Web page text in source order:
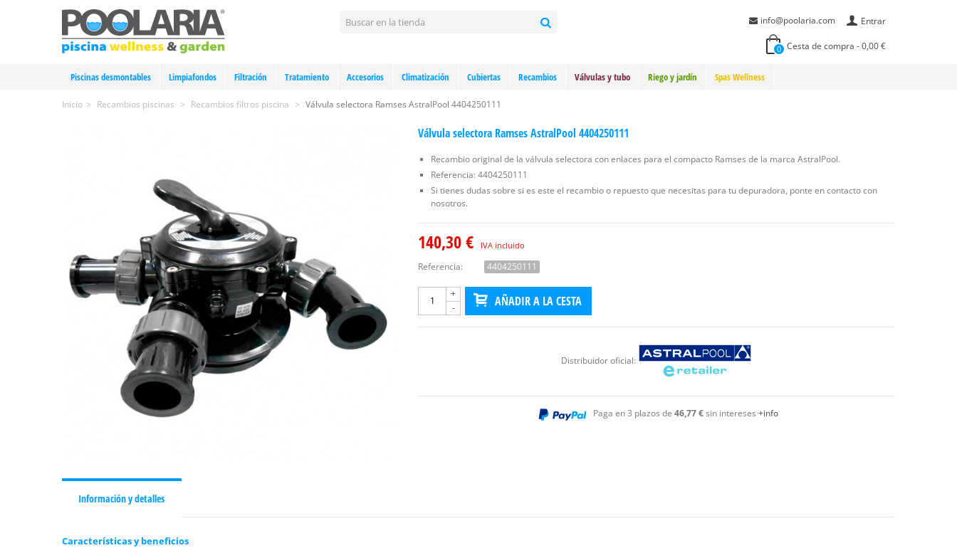
Entrar
info@poolaria.com
0 Cesta de compra -0,00 €
Piscinas desmontables Limpiafondos Filtración Tratamiento Accesorios Climatización Cubiertas Recambios Válvulas y tubo Riego y jardín Spas Wellness
Inicio > Recambios piscinas > Recambios filtros piscina > Válvula selectora Ramses AstralPool 4404250111
Válvula selectora Ramses AstralPool 4404250111
Recambio original de la válvula selectora con enlaces para el compacto Ramses de la marca AstralPool.
Referencia: 4404250111
Si tienes dudas sobre si es este el recambio o repuesto que necesitas para tu depuradora, ponte en contacto con
nosotros.
140,30 € IVA incluido
Referencia: 4404250111
-
+ AÑADIR A LA CESTA
Distribuidor oficial:
Paga en 3 plazos de46,77 €sin intereses+info
Información y detalles
Características y beneficios